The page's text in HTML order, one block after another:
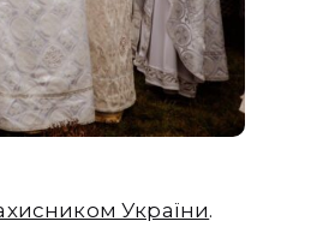
України.